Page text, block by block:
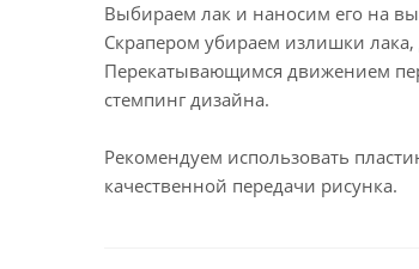
Выбираем лак и наносим его на
Скрапером убираем излишки лака,
Перекатывающимся движением
стемпинг дизайна.
Рекомендуем использовать
качественной передачи рисунка.